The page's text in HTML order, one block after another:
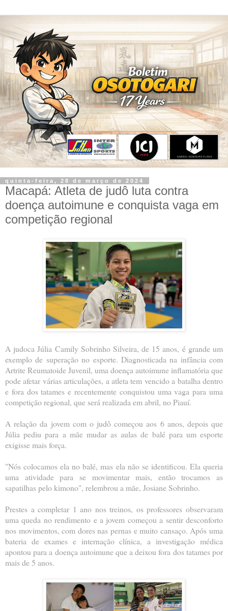
quinta-feira, 28 de março de 2024
Macapá: Atleta de judô luta contra
doença autoimune e conquista vaga em
competição regional
A judoca Júlia Camily Sobrinho Silveira, de 15 anos, é grande um
exemplo de superação no esporte. Diagnosticada na infância com
Artrite Reumatoide Juvenil, uma doença autoimune inflamatória que
pode afetar várias articulações, a atleta tem vencido a batalha dentro
e fora dos tatames e recentemente conquistou uma vaga para uma
competição regional, que será realizada em abril, no Piauí.
A relação da jovem com o judô começou aos 6 anos, depois que
Júlia pediu para a mãe mudar as aulas de balé para um esporte
exigisse mais força.
"Nós colocamos ela no balé, mas ela não se identificou. Ela queria
uma atividade para se movimentar mais, então trocamos as
sapatilhas pelo kimono", relembrou a mãe, Josiane Sobrinho.
Prestes a completar 1 ano nos treinos, os professores observaram
uma queda no rendimento e a jovem começou a sentir desconforto
nos movimentos, com dores nas pernas e muito cansaço. Após uma
bateria de exames e internação clínica, a investigação médica
apontou para a doença autoimune que a deixou fora dos tatames por
mais de 5 anos.